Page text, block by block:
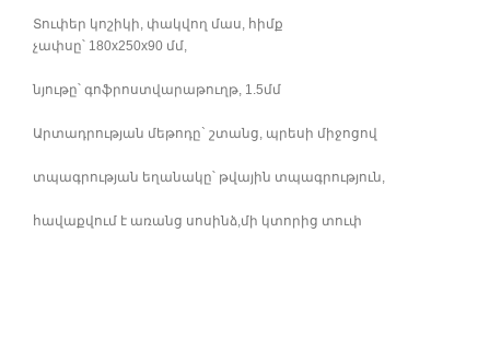
Տուփեր կոշիկի, փակվող մաս, հիմք
չափսը՝ 180x250x90 մմ,
նյութը՝ գոֆրոստվարաթուղթ, 1.5մմ
Արտադրության մեթոդը` շտանց, պրեսի միջոցով
տպագրության եղանակը՝ թվային տպագրություն,
հավաքվում է առանց սոսինձ,մի կտորից տուփ